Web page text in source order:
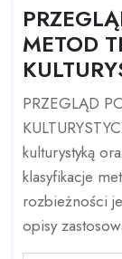
METOD
PRZEGLĄD
kulturystyką
klasyfikacje
rozbieżności
opisy